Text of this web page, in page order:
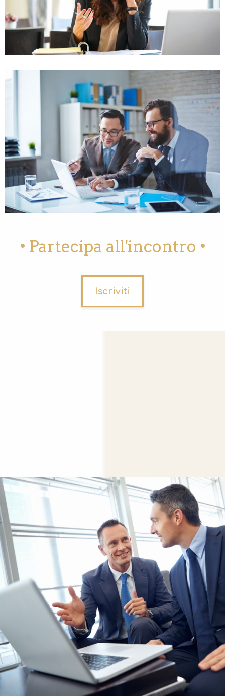
• Partecipa all'incontro •
Iscriviti